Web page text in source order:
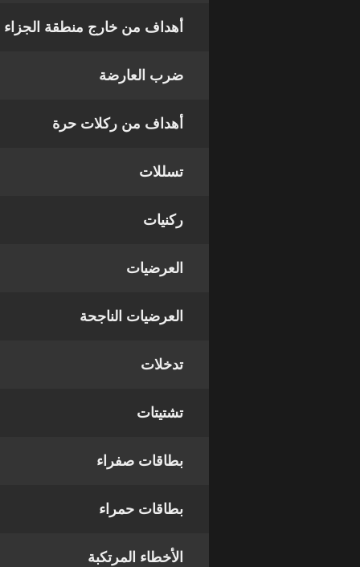
أهداف من خارج منطقة الجزاء
ضرب العارضة
أهداف من ركلات حرة
تسللات
ركنيات
العرضيات
العرضيات الناجحة
تدخلات
تشتيتات
بطاقات صفراء
بطاقات حمراء
الأخطاء المرتكبة